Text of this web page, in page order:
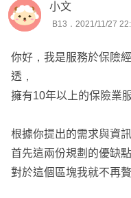
可以專注在討論 條款優
條款與現實不符合，需
外溢、公司大、申訴率
的情況
HSD自負額實支 就是要
預算允許直接找類似
沒有自負額 一樣可以把
間公司一起理賠)
重大傷病的部分因為職
重大疾病的範圍七項
重大傷病的範圍三百多項
小文
B13．2021/11/27
你好，我是服務於保險
透，
擁有10年以上的保險業
根據你提出的需求與資
首先這兩份規劃的優缺
對於這個區塊我就不再贅